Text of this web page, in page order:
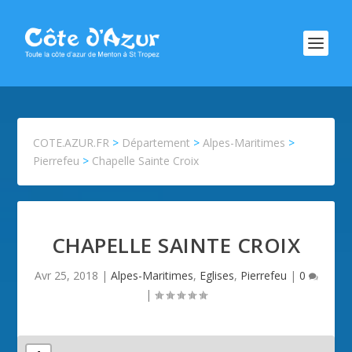
COTE.AZUR.FR > Département >Alpes-Maritimes >
Pierrefeu > Chapelle Sainte Croix
CHAPELLE SAINTE CROIX
Avr 25, 2018 | Alpes-Maritimes, Eglises, Pierrefeu | 0
|